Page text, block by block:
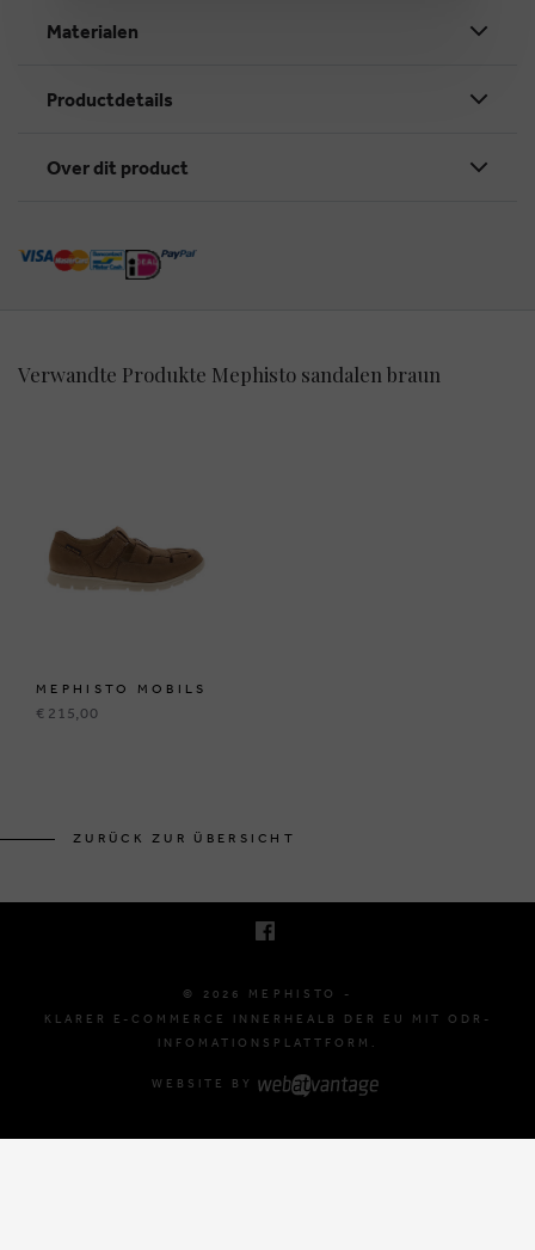
Materialen
Productdetails
Over dit product
Verwandte Produkte Mephisto sandalen braun
MEPHISTO MOBILS
€ 215,00
ZURÜCK ZUR ÜBERSICHT
© 2026 MEPHISTO -
KLARER E-COMMERCE INNERHEALB DER EU MIT ODR-
INFOMATIONSPLATTFORM.
WEBSITE BY